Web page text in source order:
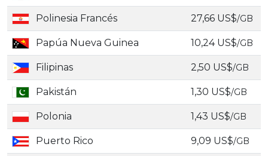
Polinesia Francés 27,66 US$/GB
Papúa Nueva Guinea 10,24 US$/GB
Filipinas 2,50 US$/GB
Pakistán 1,30 US$/GB
Polonia 1,43 US$/GB
Puerto Rico 9,09 US$/GB